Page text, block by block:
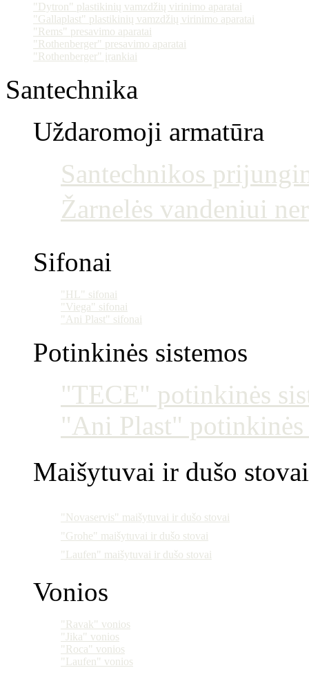
"Dytron" plastikinių vamzdžių virinimo aparatai
"Gallaplast" plastikinių vamzdžių virinimo aparatai
"Rems" presavimo aparatai
"Rothenberger" presavimo aparatai
"Rothenberger" įrankiai
Santechnika
Uždaromoji armatūra
Santechnikos
Žarnelės vandeniui
Sifonai
"HL" sifonai
"Viega" sifonai
"Ani Plast" sifonai
Potinkinės sistemos
"TECE" potinkinės
"Ani Plast" potinkinės
Maišytuvai ir dušo stovai
"Novaservis" maišytuvai ir dušo stovai
"Grohe" maišytuvai ir dušo stovai
"Laufen" maišytuvai ir dušo stovai
Vonios
"Ravak" vonios
"Jika" vonios
"Roca" vonios
"Laufen" vonios